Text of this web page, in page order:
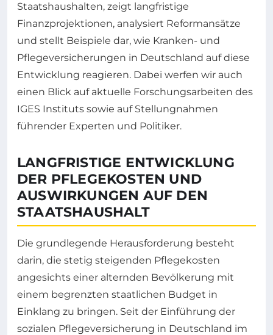
Staatshaushalten, zeigt langfristige
Finanzprojektionen, analysiert Reformansätze
und stellt Beispiele dar, wie Kranken- und
Pflegeversicherungen in Deutschland auf diese
Entwicklung reagieren. Dabei werfen wir auch
einen Blick auf aktuelle Forschungsarbeiten des
IGES Instituts sowie auf Stellungnahmen
führender Experten und Politiker.
LANGFRISTIGE ENTWICKLUNG
DER PFLEGEKOSTEN UND
AUSWIRKUNGEN AUF DEN
STAATSHAUSHALT
Die grundlegende Herausforderung besteht
darin, die stetig steigenden Pflegekosten
angesichts einer alternden Bevölkerung mit
einem begrenzten staatlichen Budget in
Einklang zu bringen. Seit der Einführung der
sozialen Pflegeversicherung in Deutschland im